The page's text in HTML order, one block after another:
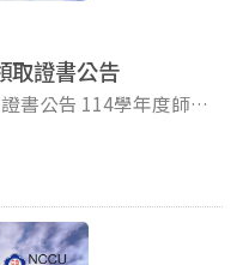
育證明書或教師證書之
： 各考場依報名資格
先後順序錄取，名額視
容與方
時間為 50 分鐘，不含
測驗內容： 主要評量
，融入教學情境之模擬
取證書公告
學年度師培
名單如附檔)，即日起
9~12時；下午2~5
)至本中心辦公室領取。
尺寸回郵信封至本中心，
封請寫明寄件地址、郵